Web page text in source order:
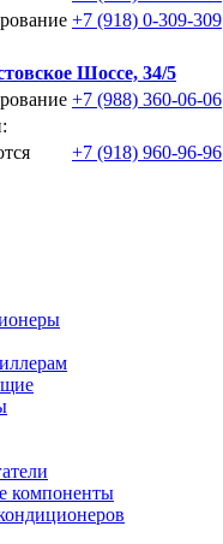
+7 (918) 0-309-309
Шоссе, 34/5
+7 (988) 360-06-06
+7 (918) 960-96-96
компоненты